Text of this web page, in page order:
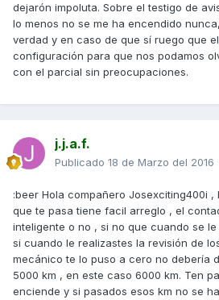
dejarón impoluta. Sobre el testigo de
lo menos no se me ha encendido
verdad y en caso de que sí ruego que
configuración para que nos podamos
con el parcial sin preocupaciones.
j.j.a.f.
Publicado 18 de Marzo del 2016
:beer Hola compañero Josexciting400i
que te pasa tiene facil arreglo , el
inteligente o no , si no que cuando se
si cuando le realizastes la revisión de
mecánico te lo puso a cero no debería
5000 km , en este caso 6000 km. Ten
enciende y si pasados esos km no se